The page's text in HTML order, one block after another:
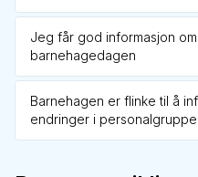
Jeg får god informasjon
barnehagedagen
Barnehagen er flinke til å
endringer i